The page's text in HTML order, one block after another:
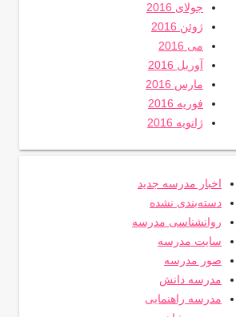
جولای 2016
ژوئن 2016
می 2016
آوریل 2016
مارس 2016
فوریه 2016
ژانویه 2016
اخبار مدرسه جدید
دسته‌بندی نشده
روانشناسی مدرسه
سایت مدرسه
صور مدرسه
مدرسه دانش
مدرسه راهنمایی